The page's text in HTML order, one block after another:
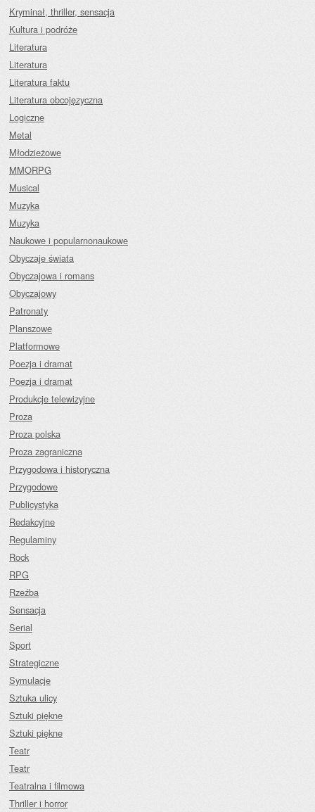
Kryminał, thriller, sensacja
Kultura i podróże
Literatura
Literatura
Literatura faktu
Literatura obcojęzyczna
Logiczne
Metal
Młodzieżowe
MMORPG
Musical
Muzyka
Muzyka
Naukowe i popularnonaukowe
Obyczaje świata
Obyczajowa i romans
Obyczajowy
Patronaty
Planszowe
Platformowe
Poezja i dramat
Poezja i dramat
Produkcje telewizyjne
Proza
Proza polska
Proza zagraniczna
Przygodowa i historyczna
Przygodowe
Publicystyka
Redakcyjne
Regulaminy
Rock
RPG
Rzeźba
Sensacja
Serial
Sport
Strategiczne
Symulacje
Sztuka ulicy
Sztuki piękne
Sztuki piękne
Teatr
Teatr
Teatralna i filmowa
Thriller i horror